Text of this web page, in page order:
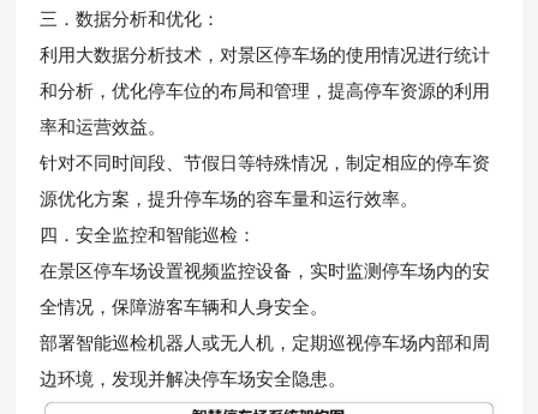
三．数据分析和优化：
利用大数据分析技术，对景区停车场的使用情况进行统计
和分析，优化停车位的布局和管理，提高停车资源的利用
率和运营效益。
针对不同时间段、节假日等特殊情况，制定相应的停车资
源优化方案，提升停车场的容车量和运行效率。
四．安全监控和智能巡检：
在景区停车场设置视频监控设备，实时监测停车场内的安
全情况，保障游客车辆和人身安全。
部署智能巡检机器人或无人机，定期巡视停车场内部和周
边环境，发现并解决停车场安全隐患。